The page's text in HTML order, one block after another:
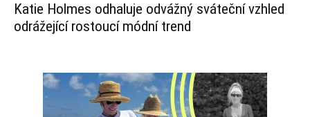
Katie Holmes odhaluje odvážný sváteční vzhled
odrážející rostoucí módní trend